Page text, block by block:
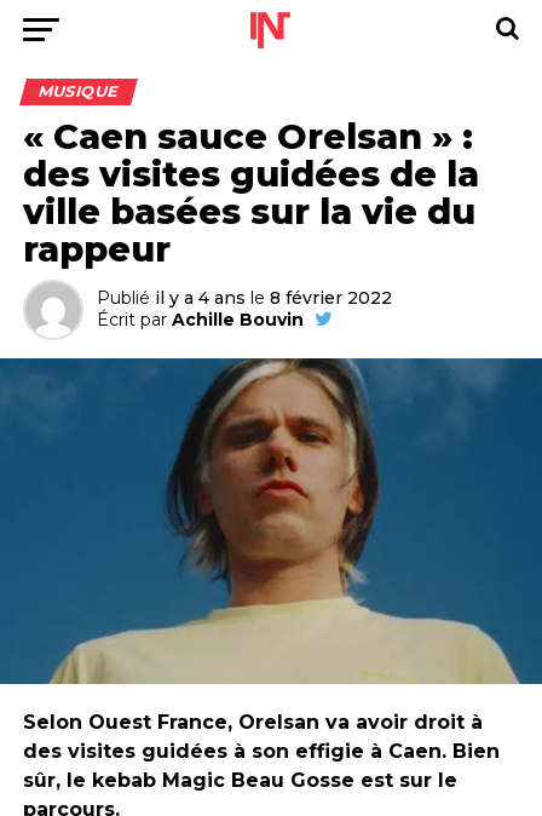
MUSIQUE
« Caen sauce Orelsan » :
des visites guidées de la
ville basées sur la vie du
rappeur
Publié il y a 4 ans le 8 février 2022
Écrit par Achille Bouvin
Selon Ouest France, Orelsan va avoir droit à
des visites guidées à son effigie à Caen. Bien
sûr, le kebab Magic Beau Gosse est sur le
parcours.